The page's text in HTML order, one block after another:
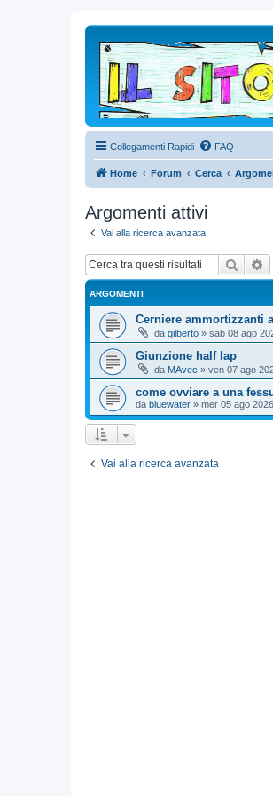
Collegamenti Rapidi FAQ
Home Forum Cerca
Argomenti attivi
Vai alla ricerca avanzata
Cerca
ARGOMENTI
Cerniere ammortizzanti
da gilberto » sab 08 ago
Giunzione half lap
da MAvec » ven 07 ago
come ovviare a una
da bluewater » mer 05 ago
Vai alla ricerca avanzata